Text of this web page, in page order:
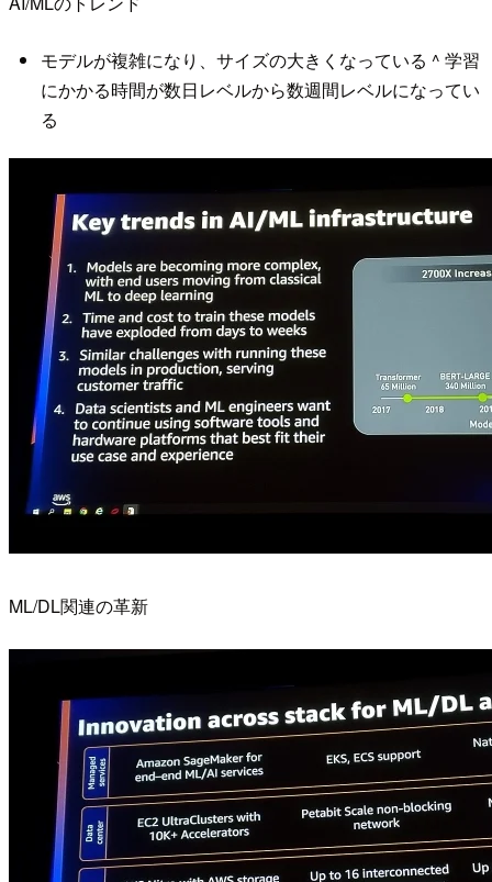
モデルが複雑になり、サイズの大きくなっている ^ 学習
にかかる時間が数日レベルから数週間レベルになってい
る
ML/DL関連の革新